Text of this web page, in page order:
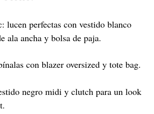
lucen perfectas con vestido blanco
ala ancha y bolsa de paja.
con blazer oversized y tote bag.
negro midi y clutch para un look